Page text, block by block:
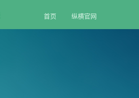
首页 纵横官网